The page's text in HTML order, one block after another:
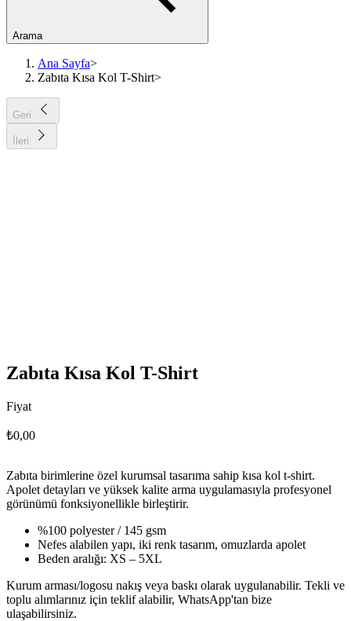
Arama
Ana Sayfa>
Zabıta Kısa Kol T-Shirt>
Geri
İleri
Zabıta Kısa Kol T-Shirt
Fiyat
₺0,00
Zabıta birimlerine özel kurumsal tasarıma sahip kısa kol t-shirt.
Apolet detayları ve yüksek kalite arma uygulamasıyla profesyonel
görünümü fonksiyonellikle birleştirir.
%100 polyester / 145 gsm
Nefes alabilen yapı, iki renk tasarım, omuzlarda apolet
Beden aralığı: XS – 5XL
Kurum arması/logosu nakış veya baskı olarak uygulanabilir. Tekli ve
toplu alımlarınız için teklif alabilir, WhatsApp'tan bize
ulaşabilirsiniz.